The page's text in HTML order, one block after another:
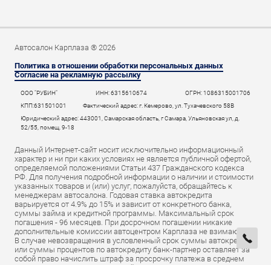
Автосалон Карплаза ® 2026
Политика в отношении обработки персональных данных
Согласие на рекламную рассылку
ООО "РУБИН" ИНН: 6315610674
ОГРН: 1086315001706
КПП:631501001
Фактический адрес: г. Кемерово, ул. Тухачевского 58В
Юридический адрес: 443001, Самарская область, г Самара, Ульяновская ул, д.
52/55, помещ. 9-18
Данный Интернет-сайт носит исключительно информационный
характер и ни при каких условиях не является публичной офертой,
определяемой положениями Статьи 437 Гражданского кодекса
РФ. Для получения подробной информации о наличии и стоимости
указанных товаров и (или) услуг, пожалуйста, обращайтесь к
менеджерам автосалона. Годовая ставка автокредита
варьируется от 4.9% до 15% и зависит от конкретного банка,
суммы займа и кредитной программы. Максимальный срок
погашения - 96 месяцев. При досрочном погашении никакие
дополнительные комиссии автоцентром Карплаза не взимаются.
В случае невозвращения в условленный срок суммы автокредита
или суммы процентов по автокредиту банк-партнер оставляет за
собой право начислить штраф за просрочку платежа в среднем